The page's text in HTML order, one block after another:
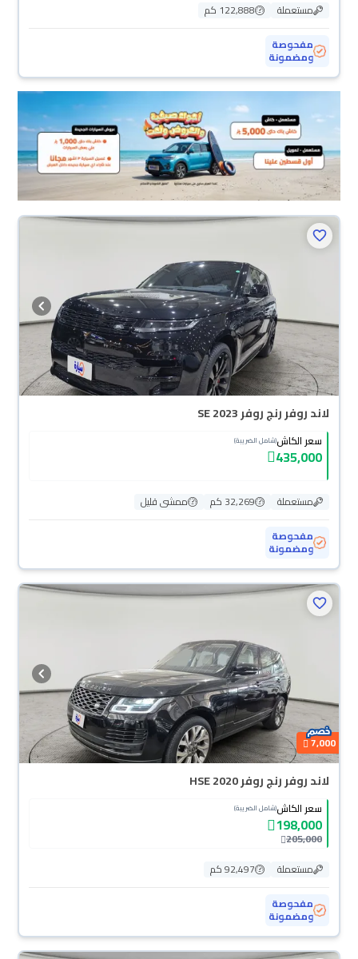
مستعملة
122,888 كم
مفحوصة
ومضمونة
لاند روفر رنج روفر SE 2023
سعر الكاش(شامل الضريبة)
435,000
مستعملة 32,269 كم
ممشى قليل
مفحوصة
ومضمونة
7,000
لاند روفر رنج روفر HSE 2020
سعر الكاش(شامل الضريبة)
198,000
205,000
مستعملة
92,497 كم
مفحوصة
ومضمونة